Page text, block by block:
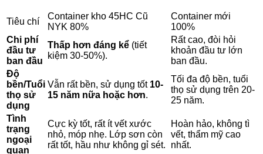
Tiêu chí
Container kho 45HC Cũ
NYK 80%
Container mới
100%
Chi phí
đầu tư
ban đầu
Thấp hơn đáng kể (tiết
kiệm 30-50%).
Rất cao, đòi hỏi
khoản đầu tư lớn
ban đầu.
Độ
bền/Tuổi
thọ sử
dụng
Vẫn rất bền, sử dụng tốt 10-
15 năm nữa hoặc hơn.
Tối đa độ bền, tuổi
thọ sử dụng trên 20-
25 năm.
Tình
trạng
ngoại
quan
Cực kỳ tốt, rất ít vết xước
nhỏ, móp nhẹ. Lớp sơn còn
rất tốt, hầu như không gỉ sét.
Hoàn hảo, không tì
vết, thẩm mỹ cao
nhất.